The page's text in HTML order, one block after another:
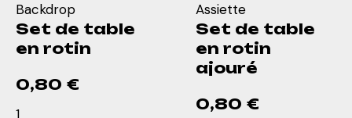
Backdrop
Set de table
en rotin
0,80 €
Assiette
Set de table
en rotin
ajouré
0,80 €